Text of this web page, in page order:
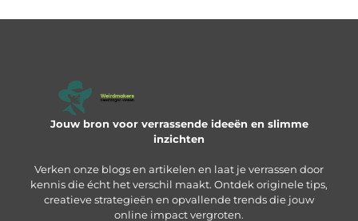
Jouw bron voor verrassende ideeën en slimme
inzichten
Verken onze blogs en artikelen en laat je verrassen door
kennis die écht het verschil maakt. Ontdek originele tips,
creatieve strategieën en opvallende trends die jouw
online impact vergroten.